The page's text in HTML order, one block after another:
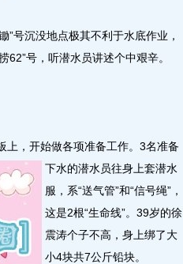
沉没地点极其不利于水底作业，
号，听潜水员讲述个中艰辛。
，开始做各项准备工作。 3名准备
下水的潜水员往身上套潜水
服，系“送气管”和“信号绳”，
这是2根“生命线”。39岁的徐
震涛个子不高，身上绑了大
小4块共7公斤铅块。